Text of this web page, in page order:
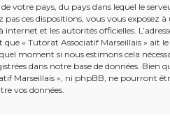
votre pays, du pays dans lequel le
pas ces dispositions, vous vous
internet et les autorités officielles.
que « Tutorat Associatif Marseillais »
moment si nous estimons cela
dans notre base de données.
Marseillais », ni phpBB, ne pourront
vos données.